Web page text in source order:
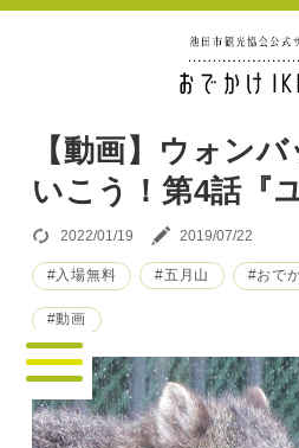
【動画】ウォン
いこう！第4話『
2022/01/19 2019/07/22
#入場無料 #五月山 #おで
#動画